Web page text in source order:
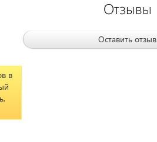
Отзывы
Оставить отзыв
в